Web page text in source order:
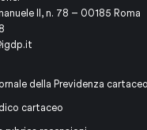
II, n. 78 – 00185 Roma
della Previdenza cartaceo
cartaceo